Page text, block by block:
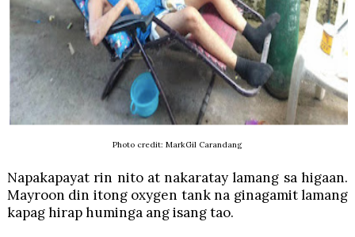
Photo credit: MarkGil Carandang
Napakapayat rin nito at nakaratay lamang sa higaan.
Mayroon din itong oxygen tank na ginagamit lamang
kapag hirap huminga ang isang tao.